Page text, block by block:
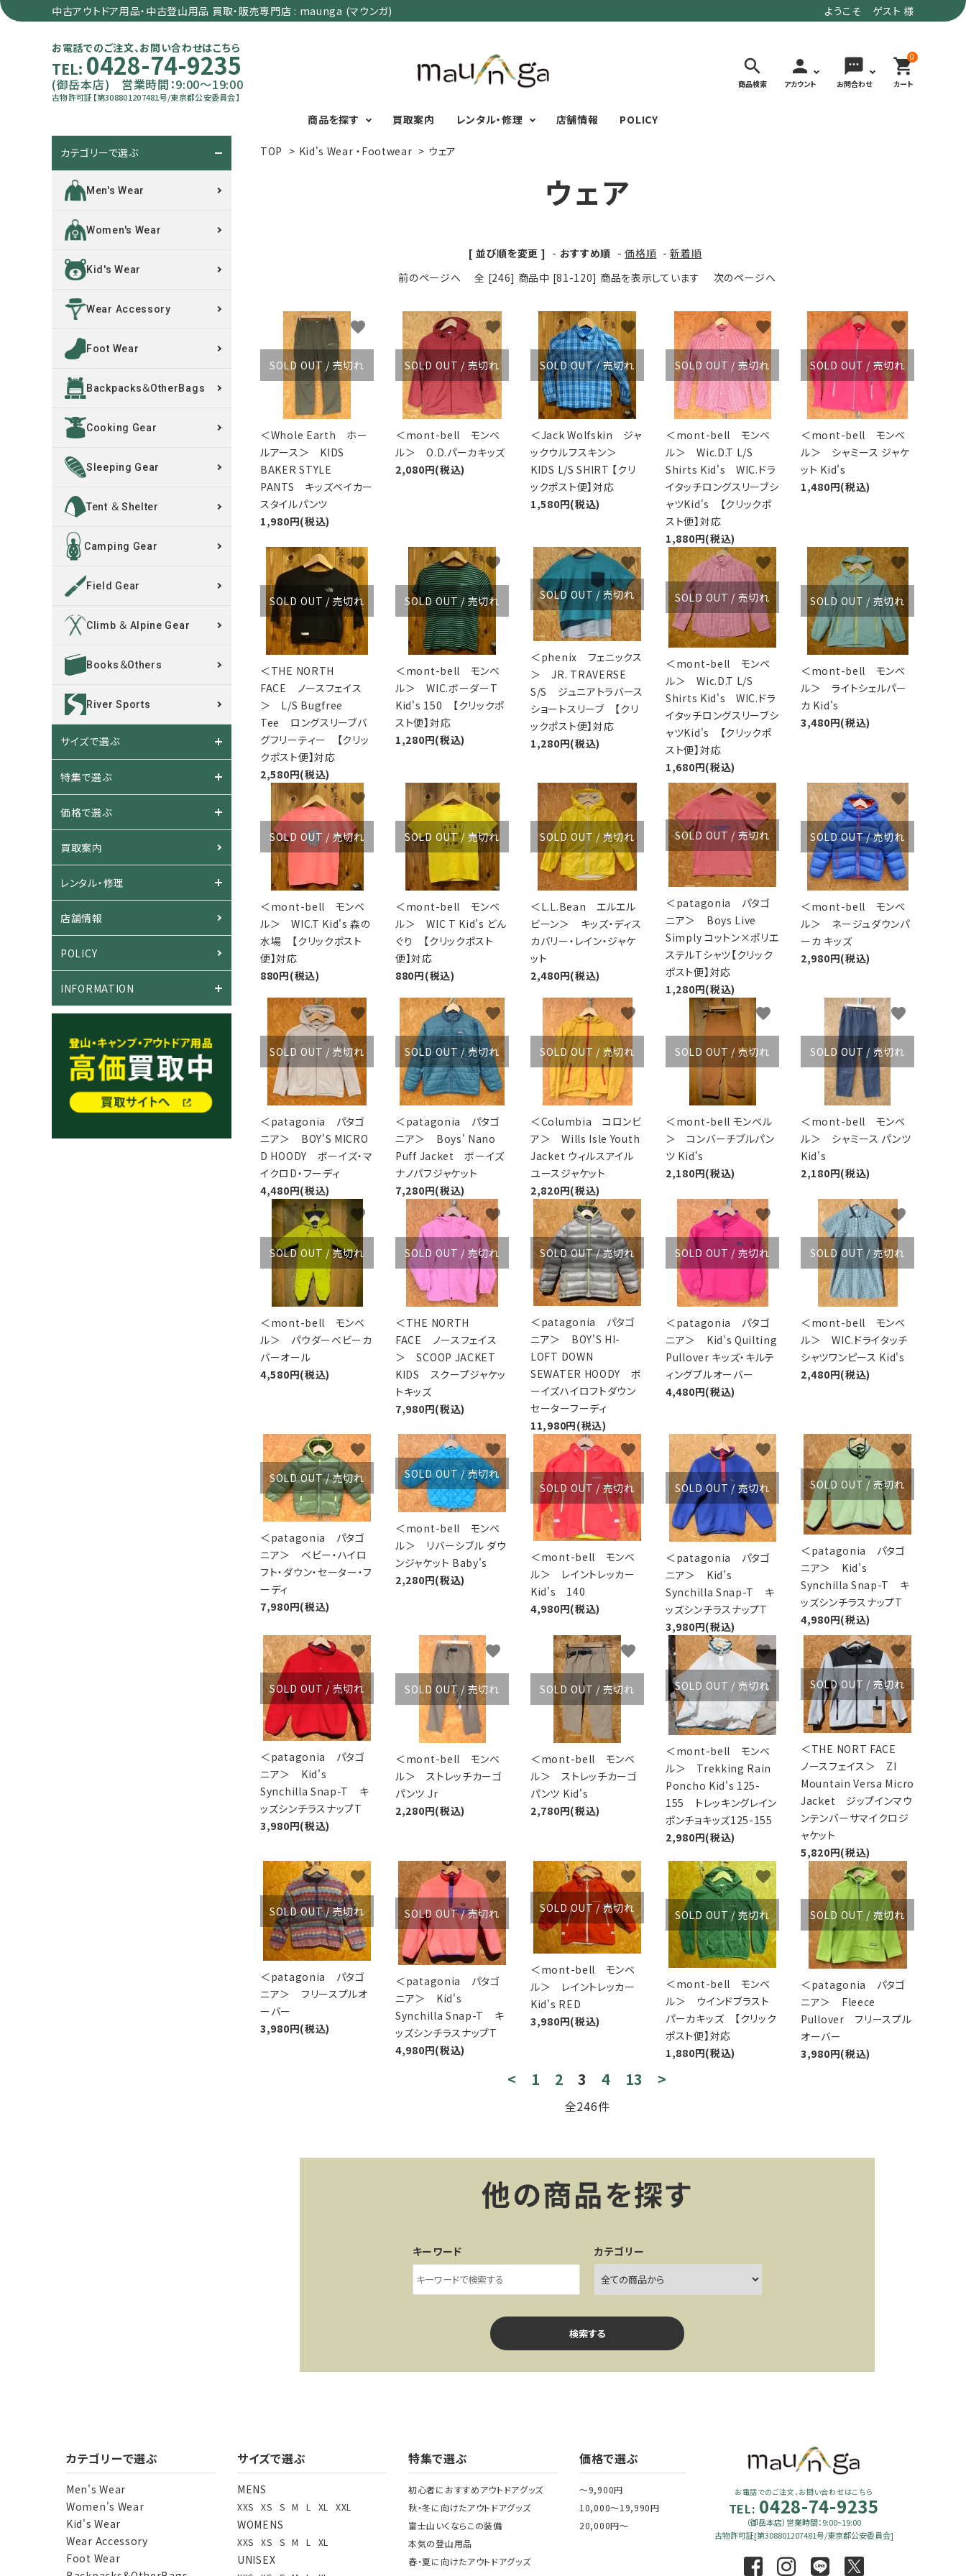
中古アウトドア用品・中古登山用品 買取・販売専門店 : maunga (マウンガ) ようこそ ゲスト 様
お電話でのご注文、お問い合わせはこちら
TEL: 0428-74-9235
(御岳本店) 営業時間：9:00～19:00
古物許可証【第308801207481号/東京都公安委員会】
search
商品検索
person
アカウント
sms
お問合わせ
0
shopping_cart
カート
商品を探す
Wear Accessory
Backpacks＆
OtherBags
Cooking Gear
Sleeping Gear
Tent ＆ Shelter
Camping Gear
Field Gear
Climb ＆ Alpine
Books＆Others
River Sports
XSSMLXLXXL
WOMENS
UNISEX
XXSXSSMLXL
特集で選ぶ
アグッズ
ッズ
本気の登山用品
春・夏に向けたアウトドアグ
ッズ
冬期・雪山に向けたウェア・
ギア
テント泊山行に向けたギ
ア！
沢登りに向けたウェア・ギ
ア！
トレイルラン向けウェア・ギ
ア！
キャンプに向けたギア！
ウェア・ギア
ヴィンテージなアイテム
リバースポーツ
ミリタリーライン・ミリタリー
買取案内 レンタル・修理 店舗情報 POLICY
レンタル・修理
INFORMATION
ACCOUNT MENU
ようこそ ゲスト 様
ログイン
TOP > Kid's Wear ・Footwear > ウェア
ウェア
[ 並び順を変更 ] - おすすめ順 -価格順 -新着順
前のページへ
全 [246] 商品中 [81-120] 商品を表示しています 次のページへ
SOLD OUT / 売切れ
＜Whole Earth ホー
ルアース＞ KIDS
BAKER STYLE
PANTS キッズベイカー
スタイルパンツ
1,980円(税込)
favorite
SOLD OUT / 売切れ
＜mont-bell モンベ
ル＞ O.D.パーカキッズ
2,080円(税込)
favorite
SOLD OUT / 売切れ
＜Jack Wolfskin ジャ
ックウルフスキン＞
KIDS L/S SHIRT 【クリ
ックポスト便】対応
1,580円(税込)
favorite
SOLD OUT / 売切れ
＜mont-bell モンベ
ル＞ Wic.D.T L/S
Shirts Kid's WIC.ドラ
イタッチロングスリーブシ
ャツKid's 【クリックポ
スト便】対応
1,880円(税込)
favorite
SOLD OUT / 売切れ
＜mont-bell モンベ
ル＞ シャミース ジャケ
ット Kid's
1,480円(税込)
favorite
SOLD OUT / 売切れ
＜THE NORTH
FACE ノースフェイス
＞ L/S Bugfree
Tee ロングスリーブバ
グフリーティー 【クリッ
クポスト便】対応
2,580円(税込)
favorite
SOLD OUT / 売切れ
＜mont-bell モンベ
ル＞ WIC.ボーダーT
Kid's 150 【クリックポ
スト便】対応
1,280円(税込)
favorite
SOLD OUT / 売切れ
＜phenix フェニックス
＞ JR. TRAVERSE
S/S ジュニアトラバース
ショートスリーブ 【クリ
ックポスト便】対応
1,280円(税込)
favorite
SOLD OUT / 売切れ
＜mont-bell モンベ
ル＞ Wic.D.T L/S
Shirts Kid's WIC.ドラ
イタッチロングスリーブシ
ャツKid's 【クリックポ
スト便】対応
1,680円(税込)
favorite
SOLD OUT / 売切れ
＜mont-bell モンベ
ル＞ ライトシェルパー
カ Kid's
3,480円(税込)
favorite
SOLD OUT / 売切れ
＜mont-bell モンベ
ル＞ WIC.T Kid's 森の
水場 【クリックポスト
便】対応
880円(税込)
favorite
SOLD OUT / 売切れ
＜mont-bell モンベ
ル＞ WIC T Kid's どん
ぐり 【クリックポスト
便】対応
880円(税込)
favorite
SOLD OUT / 売切れ
＜L.L.Bean エルエル
ビーン＞ キッズ・ディス
カバリー・レイン・ジャケ
ット
2,480円(税込)
favorite
SOLD OUT / 売切れ
＜patagonia パタゴ
ニア＞ Boys Live
Simply コットン×ポリエ
ステルTシャツ【クリック
ポスト便】対応
1,280円(税込)
favorite
SOLD OUT / 売切れ
＜mont-bell モンベ
ル＞ ネージュダウンパ
ーカ キッズ
2,980円(税込)
favorite
SOLD OUT / 売切れ
＜patagonia パタゴ
ニア＞ BOY'S MICRO
D HOODY ボーイズ・マ
イクロD・フーディ
4,480円(税込)
favorite
SOLD OUT / 売切れ
＜patagonia パタゴ
ニア＞ Boys' Nano
Puff Jacket ボーイズ
ナノパフジャケット
7,280円(税込)
favorite
SOLD OUT / 売切れ
＜Columbia コロンビ
ア＞ Wills Isle Youth
Jacket ウィルスアイル
ユースジャケット
2,820円(税込)
favorite
SOLD OUT / 売切れ
＜mont-bell モンベル
＞ コンバーチブルパン
ツ Kid's
2,180円(税込)
favorite
SOLD OUT / 売切れ
＜mont-bell モンベ
ル＞ シャミース パンツ
Kid's
2,180円(税込)
favorite
SOLD OUT / 売切れ
＜mont-bell モンベ
ル＞ パウダーベビーカ
バーオール
4,580円(税込)
favorite
SOLD OUT / 売切れ
＜THE NORTH
FACE ノースフェイス
＞ SCOOP JACKET
KIDS スクープジャケッ
トキッズ
7,980円(税込)
favorite
SOLD OUT / 売切れ
＜patagonia パタゴ
ニア＞ BOY'S HI-
LOFT DOWN
SEWATER HOODY ボ
ーイズハイロフトダウン
セーターフーディ
11,980円(税込)
favorite
SOLD OUT / 売切れ
＜patagonia パタゴ
ニア＞ Kid's Quilting
Pullover キッズ・キルテ
ィングプルオーバー
4,480円(税込)
favorite
SOLD OUT / 売切れ
＜mont-bell モンベ
ル＞ WIC.ドライタッチ
シャツワンピース Kid's
2,480円(税込)
favorite
SOLD OUT / 売切れ
＜patagonia パタゴ
ニア＞ ベビー・ハイロ
フト・ダウン・セーター・フ
ーディ
7,980円(税込)
favorite
SOLD OUT / 売切れ
＜mont-bell モンベ
ル＞ リバーシブル ダウ
ンジャケット Baby's
2,280円(税込)
favorite
SOLD OUT / 売切れ
＜mont-bell モンベ
ル＞ レイントレッカー
Kid's 140
4,980円(税込)
favorite
SOLD OUT / 売切れ
＜patagonia パタゴ
ニア＞ Kid's
Synchilla Snap-T キ
ッズシンチラスナップT
3,980円(税込)
favorite
SOLD OUT / 売切れ
＜patagonia パタゴ
ニア＞ Kid's
Synchilla Snap-T キ
ッズシンチラスナップT
4,980円(税込)
favorite
SOLD OUT / 売切れ
＜patagonia パタゴ
ニア＞ Kid's
Synchilla Snap-T キ
ッズシンチラスナップT
3,980円(税込)
favorite
SOLD OUT / 売切れ
＜mont-bell モンベ
ル＞ ストレッチカーゴ
パンツ Jr
2,280円(税込)
favorite
SOLD OUT / 売切れ
＜mont-bell モンベ
ル＞ ストレッチカーゴ
パンツ Kid's
2,780円(税込)
favorite
SOLD OUT / 売切れ
＜mont-bell モンベ
ル＞ Trekking Rain
Poncho Kid's 125-
155 トレッキングレイン
ポンチョキッズ125-155
2,980円(税込)
favorite
SOLD OUT / 売切れ
＜THE NORT FACE
ノースフェイス＞ ZI
Mountain Versa Micro
Jacket ジップインマウ
ンテンバーサマイクロジ
ャケット
5,820円(税込)
favorite
SOLD OUT / 売切れ
＜patagonia パタゴ
ニア＞ フリースプルオ
ーバー
3,980円(税込)
favorite
SOLD OUT / 売切れ
＜patagonia パタゴ
ニア＞ Kid's
Synchilla Snap-T キ
ッズシンチラスナップT
4,980円(税込)
favorite
SOLD OUT / 売切れ
＜mont-bell モンベ
ル＞ レイントレッカー
Kid's RED
3,980円(税込)
favorite
SOLD OUT / 売切れ
＜mont-bell モンベ
ル＞ ウインドブラスト
パーカキッズ 【クリック
ポスト便】対応
1,880円(税込)
favorite
SOLD OUT / 売切れ
＜patagonia パタゴ
ニア＞ Fleece
Pullover フリースプル
オーバー
3,980円(税込)
favorite
< 1 2 3 4 13 >
全246件
他の商品を探す
キーワード カテゴリー
検索する
カテゴリー
カテゴリーで選ぶ
Men's Wear
Women's Wear
Kid's Wear
Wear Accessory
Foot Wear
Backpacks＆OtherBags
Cooking Gear
Sleeping Gear
Tent ＆ Shelter
Camping Gear
Field Gear
Climb ＆ Alpine Gear
Books＆Others
River Sports
サイズで選ぶ
特集で選ぶ
価格で選ぶ
買取案内
レンタル・修理
店舗情報
POLICY
INFORMATION
カテゴリーで選ぶ
Men's Wear
Women's Wear
Kid's Wear
Wear Accessory
Foot Wear
サイズで選ぶ
MENS
XXS XS S M L XL XXL
WOMENS
XXS XS S M L XL
UNISEX
特集で選ぶ
初心者におすすめアウトドアグッズ
秋・冬に向けたアウトドアグッズ
富士山いくならこの装備
本気の登山用品
春・夏に向けたアウトドアグッズ
価格で選ぶ
～9,900円
10,000～19,990円
20,000円～
お電話でのご注文、お問い合わせはこちら
TEL: 0428-74-9235
（御岳本店）営業時間：9:00~19:00
古物許可証[第308801207481号/東京都公安委員会]